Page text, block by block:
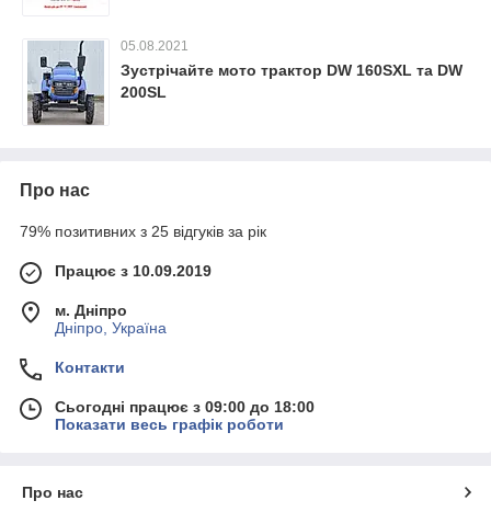
05.08.2021
Зустрічайте мото трактор DW 160SXL та DW
200SL
Про нас
79% позитивних з 25 відгуків за рік
Працює з 10.09.2019
м. Дніпро
Дніпро, Україна
Контакти
Сьогодні працює з 09:00 до 18:00
Показати весь графік роботи
Про нас